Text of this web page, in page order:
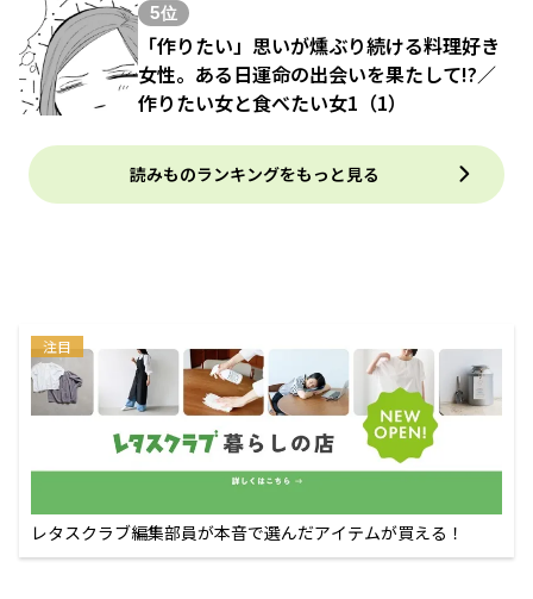
5位
「作りたい」思いが燻ぶり続ける料理好き
女性。ある日運命の出会いを果たして!?／
作りたい女と食べたい女1（1）
読みものランキングをもっと見る
注目
レタスクラブ編集部員が本音で選んだアイテムが買える！